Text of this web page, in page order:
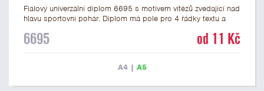
Fialový univerzální diplom 6695 s motivem vítězů zvedající nad
hlavu sportovní pohár. Diplom má pole pro 4 řádky textu a
formátu A4 a A5. Tento univerzální diplom je vhodný pro
motivem vítězů s pohárem má gramáž 250 g/m2.
6695 od 11 Kč
A4| A5